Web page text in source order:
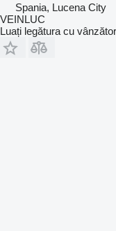
Spania, Lucena City
VEINLUC
Luați legătura cu